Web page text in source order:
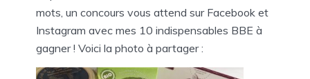
mots, un concours vous attend sur Facebook et
Instagram avec mes 10 indispensables BBE à
gagner ! Voici la photo à partager :